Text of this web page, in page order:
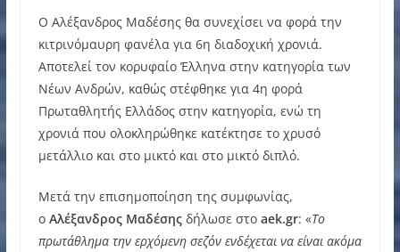
Ο Αλέξανδρος Μαδέσης θα συνεχίσει να φορά την
κιτρινόμαυρη φανέλα για 6η διαδοχική χρονιά.
Αποτελεί τον κορυφαίο Έλληνα στην κατηγορία των
Νέων Ανδρών, καθώς στέφθηκε για 4η φορά
Πρωταθλητής Ελλάδος στην κατηγορία, ενώ τη
χρονιά που ολοκληρώθηκε κατέκτησε το χρυσό
μετάλλιο και στο μικτό και στο μικτό διπλό.
Μετά την επισημοποίηση της συμφωνίας,
ο Αλέξανδρος Μαδέσηςδήλωσε στο aek.gr: «Το
πρωτάθλημα την ερχόμενη σεζόν ενδέχεται να είναι ακόμα